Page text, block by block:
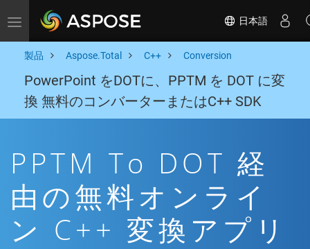
Toggle navigation 日本語
製品 Aspose.Total C++ Conversion
PowerPoint をDOTに、PPTM を DOT に変
換 無料のコンバーターまたはC++ SDK
PPTM To DOT 経
由の無料オンライ
ン C++ 変換アプリ